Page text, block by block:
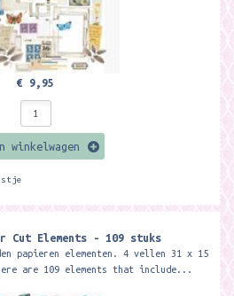
€ 9,95
winkelwagen
Cut Elements - 109 stuks
papieren elementen. 4 vellen 31 x 15
are 109 elements that include...